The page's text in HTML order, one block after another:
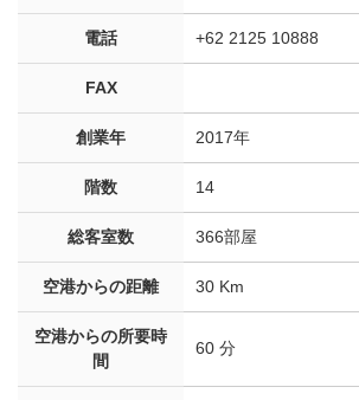
電話 +62 2125 10888
FAX
創業年 2017年
階数 14
総客室数 366部屋
空港からの距離 30 Km
空港からの所要時
間
60 分